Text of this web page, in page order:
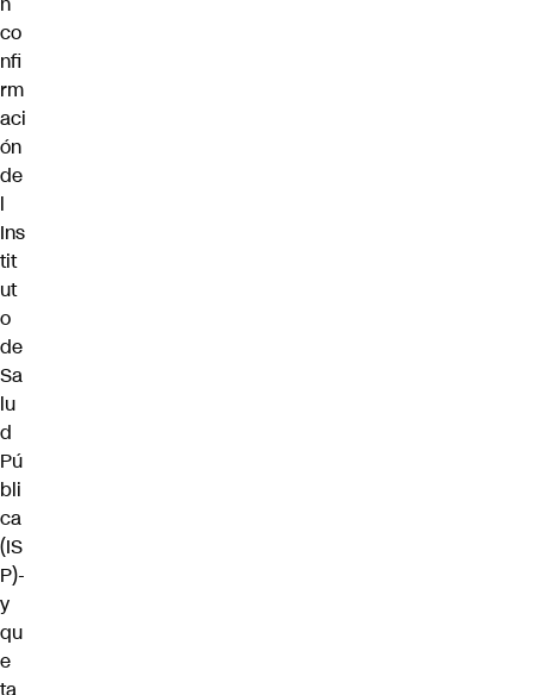
co
nfi
rm
aci
ón
de
l
Ins
tit
ut
o
de
Sa
lu
d
Pú
bli
ca
(IS
P)-
y
qu
e
ta